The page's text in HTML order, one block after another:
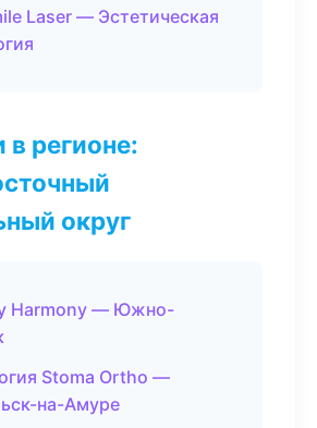
Laser — Эстетическая
регионе:
округ
Harmony — Южно-
Stoma Ortho —
на-Амуре